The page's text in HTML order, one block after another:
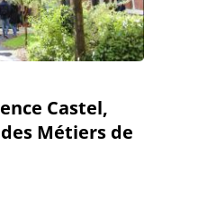
Castel,
Métiers de